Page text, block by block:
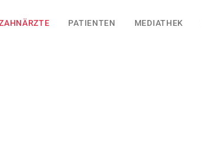
PATIENTEN MEDIATHEK